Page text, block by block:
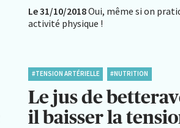
Le 31/10/2018Oui, même si on
activité physique !
#TENSION ARTÉRIELLE #NUTRITION
Le jus de
il baisser la